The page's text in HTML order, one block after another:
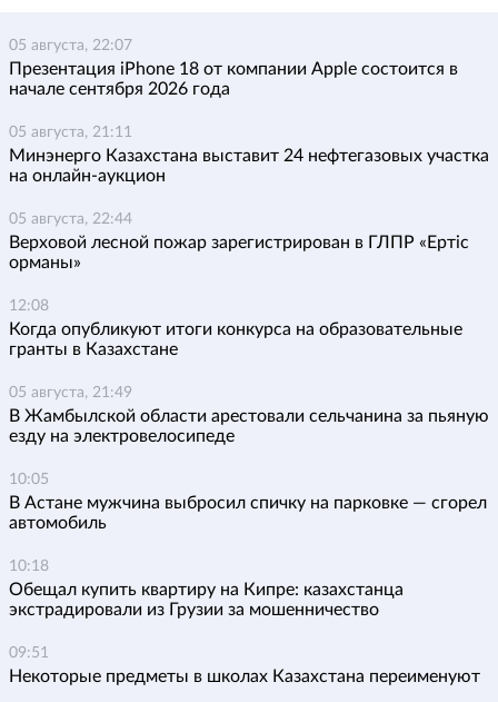
05 августа, 22:07
Презентация iPhone 18 от компании Apple состоится в
начале сентября 2026 года
05 августа, 21:11
Минэнерго Казахстана выставит 24 нефтегазовых участка
на онлайн-аукцион
05 августа, 22:44
Верховой лесной пожар зарегистрирован в ГЛПР «Ертіс
орманы»
12:08
Когда опубликуют итоги конкурса на образовательные
гранты в Казахстане
05 августа, 21:49
В Жамбылской области арестовали сельчанина за пьяную
езду на электровелосипеде
10:05
В Астане мужчина выбросил спичку на парковке — сгорел
автомобиль
10:18
Обещал купить квартиру на Кипре: казахстанца
экстрадировали из Грузии за мошенничество
09:51
Некоторые предметы в школах Казахстана переименуют